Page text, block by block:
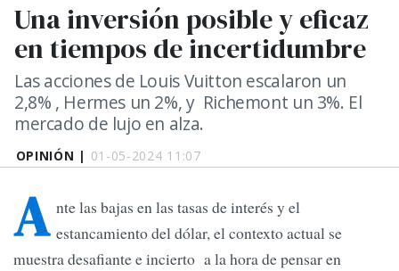
OPINIÓN | 01-05-2024 11:07
Una inversión posible y eficaz
en tiempos de incertidumbre
Las acciones de Louis Vuitton escalaron un
2,8% , Hermes un 2%, y Richemont un 3%. El
mercado de lujo en alza.
A nte las bajas en las tasas de interés y el
estancamiento del dólar, el contexto actual se
muestra desafiante e incierto a la hora de pensar en